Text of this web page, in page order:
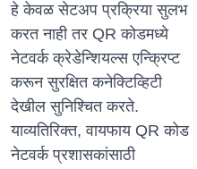
हे केवळ सेटअप प्रक्रिया सुलभ
करत नाही तर QR कोडमध्ये
नेटवर्क क्रेडेन्शियल्स एन्क्रिप्ट
करून सुरक्षित कनेक्टिव्हिटी
देखील सुनिश्चित करते.
याव्यतिरिक्त, वायफाय QR कोड
नेटवर्क प्रशासकांसाठी